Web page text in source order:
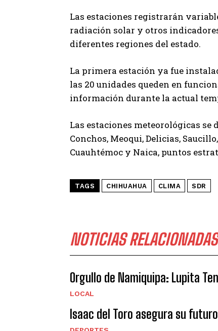
Las estaciones registrarán
radiación solar y otros
diferentes regiones del estado.
La primera estación ya fue
las 20 unidades queden en
información durante la actual
Las estaciones meteorológicas se
Conchos, Meoqui, Delicias,
Cuauhtémoc y Naica, puntos
TAGS CHIHUAHUA CLIMA SDR
NOTICIAS RELACIONADAS
Orgullo de Namiquipa: Lupita
LOCAL
Isaac del Toro asegura su